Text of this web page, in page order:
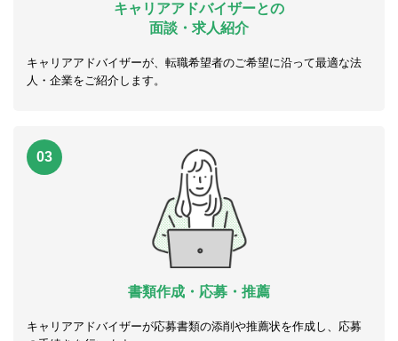
キャリアアドバイザーとの
面談・求人紹介
キャリアアドバイザーが、転職希望者のご希望に沿って最適な法
人・企業をご紹介します。
03
書類作成・応募・推薦
キャリアアドバイザーが応募書類の添削や推薦状を作成し、応募